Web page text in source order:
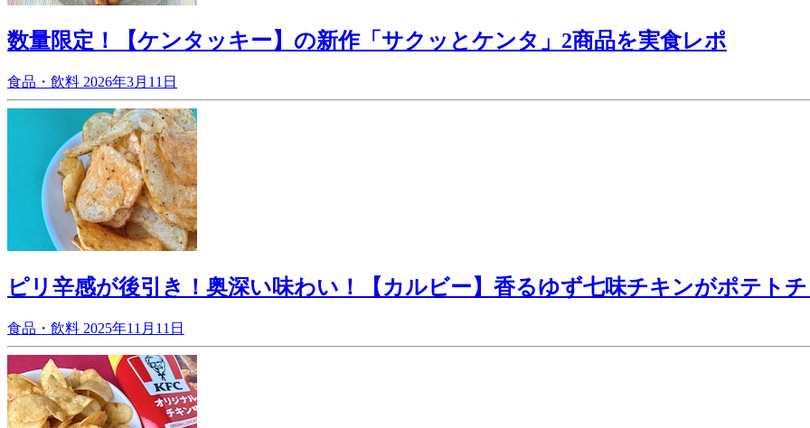
数量限定！【ケンタッキー】の新作「サクッとケンタ」2商品を実食レポ
食品・飲料 2026年3月11日
ピリ辛感が後引き！奥深い味わい！【カルビー】香るゆず七味チキンがポテトチ
食品・飲料 2025年11月11日